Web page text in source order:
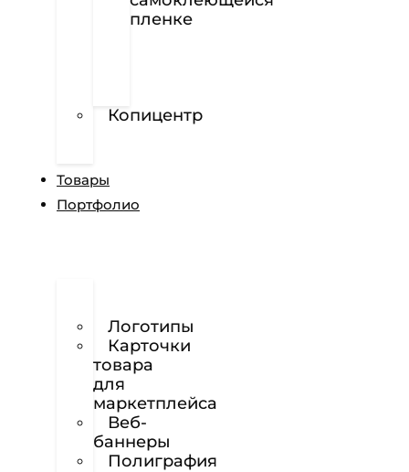
пленке
Копицентр
Товары
Портфолио
Логотипы
Карточки
товара
для
маркетплейса
Веб-
баннеры
Полиграфия